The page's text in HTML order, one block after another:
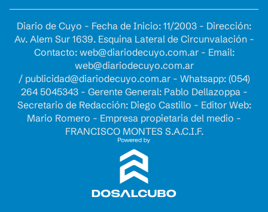
Diario de Cuyo - Fecha de Inicio: 11/2003 - Dirección:
Av. Alem Sur 1639. Esquina Lateral de Circunvalación -
Contacto: web@diariodecuyo.com.ar- Email:
web@diariodecuyo.com.ar
/ publicidad@diariodecuyo.com.ar- Whatsapp: (054)
264 5045343 - Gerente General: Pablo Dellazoppa -
Secretario de Redacción: Diego Castillo - Editor Web:
Mario Romero - Empresa propietaria del medio -
FRANCISCO MONTES S.A.C.I.F.